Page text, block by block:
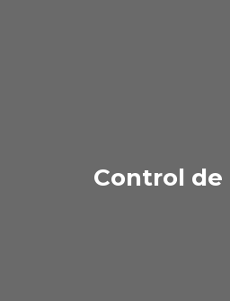
Control de